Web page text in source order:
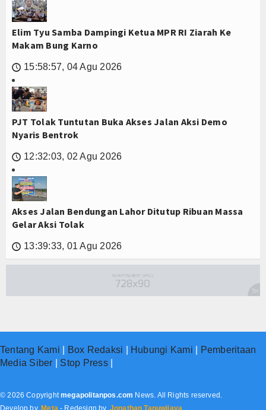
Elim Tyu Samba Dampingi Ketua MPR RI Ziarah Ke
Makam Bung Karno
🕔 15:58:57, 04 Agu 2026
PJT Tolak Tuntutan Buka Akses Jalan Aksi Demo
Nyaris Bentrok
🕔 12:32:03, 02 Agu 2026
Akses Jalan Bendungan Lahor Ditutup Ribuan Massa
Gelar Aksi Tolak
🕔 13:39:33, 01 Agu 2026
Tentang Kami Box Redaksi Hubungi Kami
Pemberitaan
Media Siber
Stop Press|
© 2026 Copyrightmegapolitanpos.com News. All Rights reserved.
Develop by. Meta - Redesign by. Jonathan Tanuwijaya